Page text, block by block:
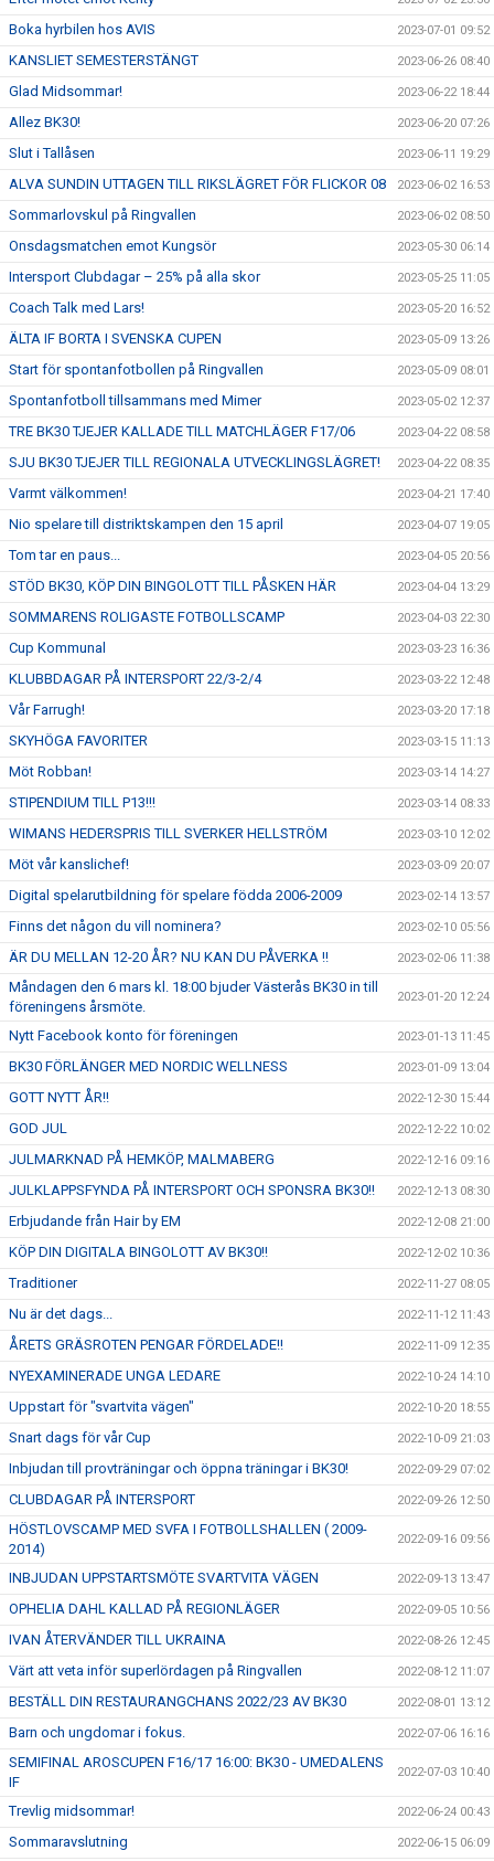
Boka hyrbilen hos AVIS 2023-07-01 09:52
KANSLIET SEMESTERSTÄNGT 2023-06-26 08:40
Glad Midsommar! 2023-06-22 18:44
Allez BK30! 2023-06-20 07:26
Slut i Tallåsen 2023-06-11 19:29
ALVA SUNDIN UTTAGEN TILL RIKSLÄGRET FÖR FLICKOR 08 2023-06-02 16:53
Sommarlovskul på Ringvallen 2023-06-02 08:50
Onsdagsmatchen emot Kungsör 2023-05-30 06:14
Intersport Clubdagar – 25% på alla skor 2023-05-25 11:05
Coach Talk med Lars! 2023-05-20 16:52
ÄLTA IF BORTA I SVENSKA CUPEN 2023-05-09 13:26
Start för spontanfotbollen på Ringvallen 2023-05-09 08:01
Spontanfotboll tillsammans med Mimer 2023-05-02 12:37
TRE BK30 TJEJER KALLADE TILL MATCHLÄGER F17/06 2023-04-22 08:58
SJU BK30 TJEJER TILL REGIONALA UTVECKLINGSLÄGRET! 2023-04-22 08:35
Varmt välkommen! 2023-04-21 17:40
Nio spelare till distriktskampen den 15 april 2023-04-07 19:05
Tom tar en paus... 2023-04-05 20:56
STÖD BK30, KÖP DIN BINGOLOTT TILL PÅSKEN HÄR 2023-04-04 13:29
SOMMARENS ROLIGASTE FOTBOLLSCAMP 2023-04-03 22:30
Cup Kommunal 2023-03-23 16:36
KLUBBDAGAR PÅ INTERSPORT 22/3-2/4 2023-03-22 12:48
Vår Farrugh! 2023-03-20 17:18
SKYHÖGA FAVORITER 2023-03-15 11:13
Möt Robban! 2023-03-14 14:27
STIPENDIUM TILL P13!!! 2023-03-14 08:33
WIMANS HEDERSPRIS TILL SVERKER HELLSTRÖM 2023-03-10 12:02
Möt vår kanslichef! 2023-03-09 20:07
Digital spelarutbildning för spelare födda 2006-2009 2023-02-14 13:57
Finns det någon du vill nominera? 2023-02-10 05:56
ÄR DU MELLAN 12-20 ÅR? NU KAN DU PÅVERKA !! 2023-02-06 11:38
Måndagen den 6 mars kl. 18:00 bjuder Västerås BK30 in till
föreningens årsmöte.
2023-01-20 12:24
Nytt Facebook konto för föreningen 2023-01-13 11:45
BK30 FÖRLÄNGER MED NORDIC WELLNESS 2023-01-09 13:04
GOTT NYTT ÅR!! 2022-12-30 15:44
GOD JUL 2022-12-22 10:02
JULMARKNAD PÅ HEMKÖP, MALMABERG 2022-12-16 09:16
JULKLAPPSFYNDA PÅ INTERSPORT OCH SPONSRA BK30!! 2022-12-13 08:30
Erbjudande från Hair by EM 2022-12-08 21:00
KÖP DIN DIGITALA BINGOLOTT AV BK30!! 2022-12-02 10:36
Traditioner 2022-11-27 08:05
Nu är det dags... 2022-11-12 11:43
ÅRETS GRÄSROTEN PENGAR FÖRDELADE!! 2022-11-09 12:35
NYEXAMINERADE UNGA LEDARE 2022-10-24 14:10
Uppstart för "svartvita vägen" 2022-10-20 18:55
Snart dags för vår Cup 2022-10-09 21:03
Inbjudan till provträningar och öppna träningar i BK30! 2022-09-29 07:02
CLUBDAGAR PÅ INTERSPORT 2022-09-26 12:50
HÖSTLOVSCAMP MED SVFA I FOTBOLLSHALLEN ( 2009-
2014)
2022-09-16 09:56
INBJUDAN UPPSTARTSMÖTE SVARTVITA VÄGEN 2022-09-13 13:47
OPHELIA DAHL KALLAD PÅ REGIONLÄGER 2022-09-05 10:56
IVAN ÅTERVÄNDER TILL UKRAINA 2022-08-26 12:45
Värt att veta inför superlördagen på Ringvallen 2022-08-12 11:07
BESTÄLL DIN RESTAURANGCHANS 2022/23 AV BK30 2022-08-01 13:12
Barn och ungdomar i fokus. 2022-07-06 16:16
SEMIFINAL AROSCUPEN F16/17 16:00: BK30 - UMEDALENS
IF
2022-07-03 10:40
Trevlig midsommar! 2022-06-24 00:43
Sommaravslutning 2022-06-15 06:09